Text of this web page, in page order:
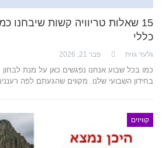
15 שאלות טריוויה קשות
כללי
גלעד גזית פבר 21, 2026
כמו בכל שבוע אנחנו נפגשים כאן על מנת
בחידון השבועי שלנו. מקווים שהגעתם לפה
קוויזים